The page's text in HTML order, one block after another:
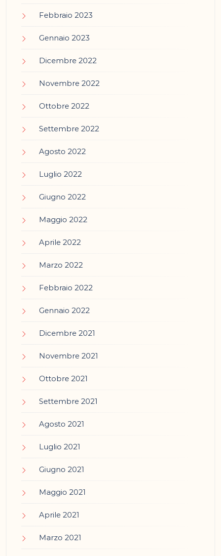
Febbraio 2023
Gennaio 2023
Dicembre 2022
Novembre 2022
Ottobre 2022
Settembre 2022
Agosto 2022
Luglio 2022
Giugno 2022
Maggio 2022
Aprile 2022
Marzo 2022
Febbraio 2022
Gennaio 2022
Dicembre 2021
Novembre 2021
Ottobre 2021
Settembre 2021
Agosto 2021
Luglio 2021
Giugno 2021
Maggio 2021
Aprile 2021
Marzo 2021